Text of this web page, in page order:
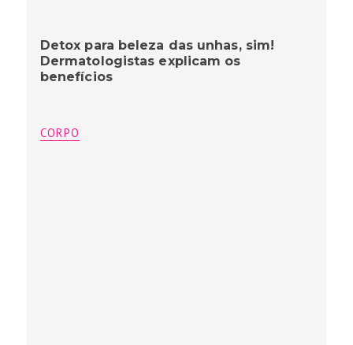
Detox para beleza das unhas, sim!
Dermatologistas explicam os
benefícios
CORPO